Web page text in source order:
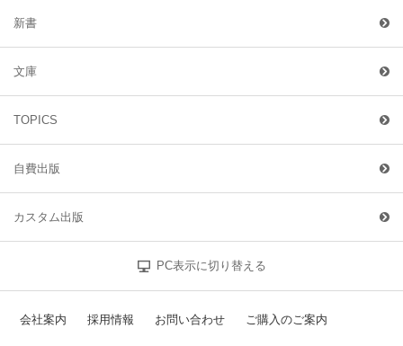
新書
文庫
TOPICS
自費出版
カスタム出版
PC表示に切り替える
会社案内 採用情報 お問い合わせ ご購入のご案内